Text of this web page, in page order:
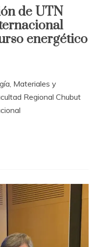
de UTN
energético
Materiales y
Regional Chubut